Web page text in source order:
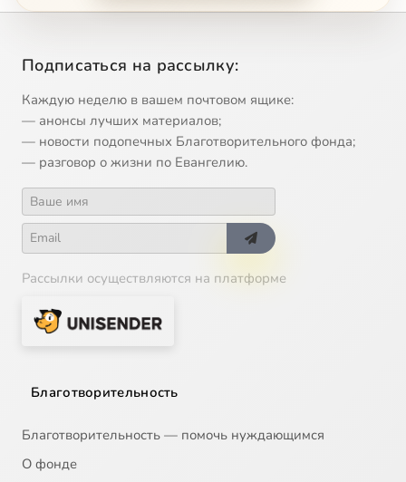
13 Книга Иова, глава 13 1:10:10
15 Книга Иова, глава 15
Подписаться на рассылку:
Каждую неделю в вашем почтовом ящике:
— анонсы лучших материалов;
— новости подопечных Благотворительного фонда;
— разговор о жизни по Евангелию.
Рассылки осуществляются на платформе
Благотворительность
Благотворительность — помочь нуждающимся
О фонде